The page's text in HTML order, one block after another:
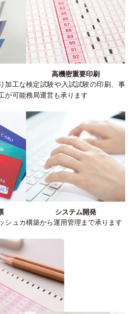
加工な
が可能
高機密重要印刷
検定試験や入試試験の印刷、事
務局運営も承ります
シュカ
システム開発
構築から運用管理まで承ります